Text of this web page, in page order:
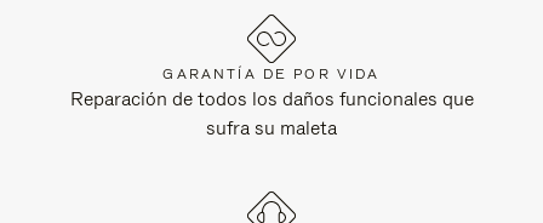
GARANTÍA DE POR VIDA
Reparación de todos los daños funcionales que
sufra su maleta